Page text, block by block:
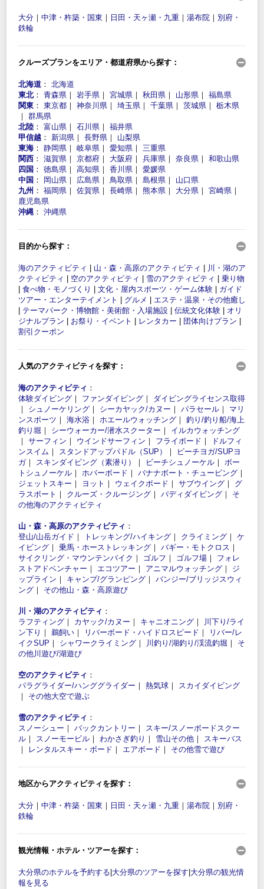
大分 ｜ 中津・杵築・国東 ｜ 日田・天ヶ瀬・九重 ｜ 湯布院 ｜ 別府・
鉄輪
クルーズプランをエリア・都道府県から探す：
北海道 ： 北海道
東北： 青森県 ｜ 岩手県 ｜ 宮城県 ｜ 秋田県 ｜ 山形県 ｜ 福島県
関東 ： 東京都 ｜ 神奈川県 ｜ 埼玉県 ｜ 千葉県 ｜ 茨城県 ｜ 栃木県
｜ 群馬県
北陸 ： 富山県 ｜ 石川県 ｜ 福井県
甲信越 ： 新潟県 ｜ 長野県 ｜ 山梨県
東海 ： 静岡県 ｜ 岐阜県 ｜ 愛知県 ｜ 三重県
関西 ： 滋賀県 ｜ 京都府 ｜ 大阪府 ｜ 兵庫県 ｜ 奈良県 ｜ 和歌山県
四国 ： 徳島県 ｜ 高知県 ｜ 香川県 ｜ 愛媛県
中国 ： 岡山県 ｜ 広島県 ｜ 鳥取県 ｜ 島根県 ｜ 山口県
九州 ： 福岡県 ｜ 佐賀県 ｜ 長崎県 ｜ 熊本県 ｜ 大分県 ｜ 宮崎県 ｜
鹿児島県
沖縄 ： 沖縄県
目的から探す：
海のアクティビティ 山・森・高原のアクティビティ
川・湖のア
クティビティ
空のアクティビティ 雪のアクティビティ
乗り物
食べ物・モノづくり 文化・屋内スポーツ・ゲーム体験
ガイド
ツアー・エンターテイメント
グルメ
エステ・温泉・その他癒し
テーマパーク・博物館・美術館・入場施設 伝統文化体験
オリ
ジナルプラン
お祭り・イベント レンタカー 団体向けプラン
割引クーポン
人気のアクティビティを探す：
海のアクティビティ ：
体験ダイビング ｜ ファンダイビング ｜ ダイビングライセンス取得
｜ シュノーケリング ｜ シーカヤック/カヌー ｜ パラセール ｜ マリ
ンスポーツ ｜ 海水浴 ｜ ホエールウォッチング ｜ 釣り/釣り船/海上
釣り堀 ｜ シーウォーカー/潜水スクーター ｜ イルカウォッチング
｜ サーフィン ｜ ウインドサーフィン ｜ フライボード ｜
ドルフィ
ンスイム ｜ スタンドアップパドル（SUP） ｜
ビーチヨガ/SUPヨ
ガ｜ スキンダイビング（素潜り） ｜ ビーチシュノーケル ｜ ボー
トシュノーケル ｜ ホバーボード ｜ バナナボート・チュービング ｜
ジェットスキー ｜ ヨット ｜ ウェイクボード ｜ サブウイング ｜ グ
ラスボート ｜ クルーズ・クルージング ｜ バディダイビング ｜ そ
の他海のアクティビティ
山・森・高原のアクティビティ ：
登山/山岳ガイド ｜ トレッキング/ハイキング ｜ クライミング ｜ ケ
イビング ｜ 乗馬・ホーストレッキング ｜ バギー・モトクロス ｜
サイクリング・マウンテンバイク ｜ ゴルフ ｜ ゴルフ場 ｜ フォレ
ストアドベンチャー ｜ エコツアー ｜ アニマルウォッチング ｜ ジ
ップライン ｜ キャンプ/グランピング ｜ バンジー/ブリッジスウィ
ング ｜ その他山・森・高原遊び
川・湖のアクティビティ ：
ラフティング ｜ カヤック/カヌー ｜ キャニオニング ｜
川下り/ライ
ン下り ｜ 鵜飼い ｜ リバーボード・ハイドロスピード ｜
リバー/レ
イクSUP ｜ シャワークライミング ｜ 川釣り/湖釣り/渓流釣堀 ｜ そ
の他川遊び/湖遊び
空のアクティビティ ：
パラグライダー/ハンググライダー ｜ 熱気球 ｜ スカイダイビング
｜ その他大空で遊ぶ
雪のアクティビティ ：
スノーシュー ｜ バックカントリー ｜ スキー/スノーボードスクー
ル ｜ スノーモービル ｜ わかさぎ釣り ｜ 雪山その他 ｜ スキーバス
｜
レンタルスキー・ボード ｜ エアボード ｜ その他雪で遊び
地区からアクティビティを探す：
大分 ｜ 中津・杵築・国東 ｜ 日田・天ヶ瀬・九重 ｜ 湯布院 ｜ 別府・
鉄輪
観光情報・ホテル・ツアーを探す：
大分県のホテルを予約する 大分県のツアーを探す 大分県の観光情
報を見る